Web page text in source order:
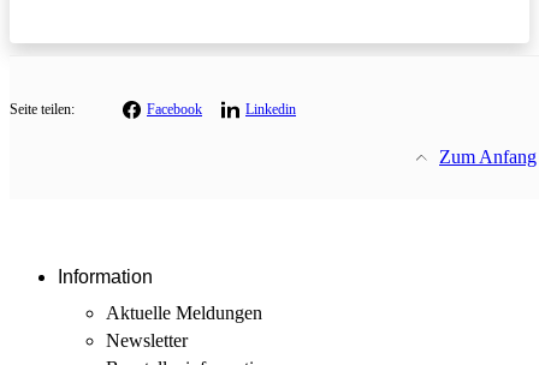
Seite teilen: Facebook Linkedin
Zum Anfang
Information
Aktuelle Meldungen
Newsletter